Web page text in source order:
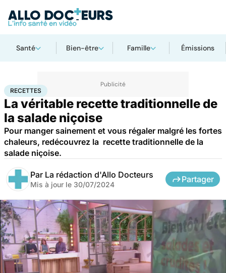
Santé Bien-être Famille Émissions
AccueilBien-être Recettes
RECETTES
La véritable recette traditionnelle de
la salade niçoise
Pour manger sainement et vous régaler malgré les fortes
chaleurs, redécouvrez la recette traditionnelle de la
salade niçoise.
Par La rédaction d'Allo Docteurs
Mis à jour le 30/07/2024
Partager